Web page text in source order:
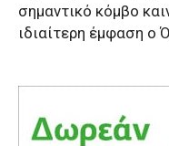
σημαντικό κόμβο
ιδιαίτερη έμφαση ο